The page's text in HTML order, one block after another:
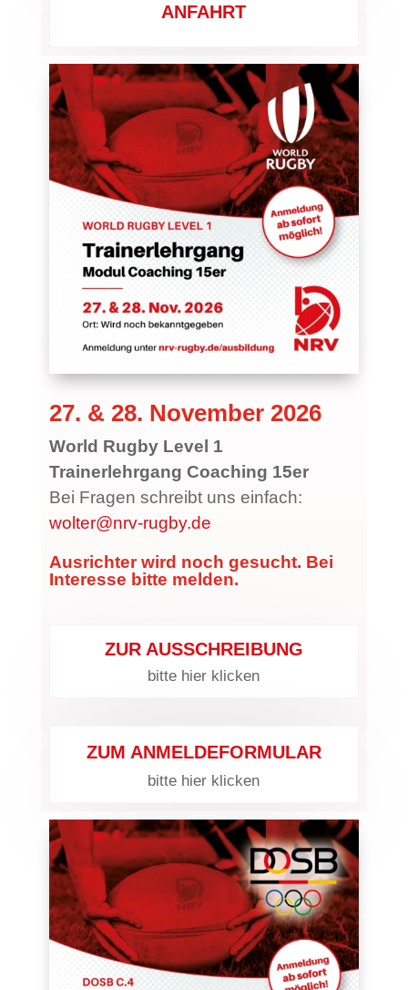
ANFAHRT
27. & 28. November 2026
World Rugby Level 1
Trainerlehrgang Coaching 15er
Bei Fragen schreibt uns einfach:
wolter@nrv-rugby.de
Ausrichter wird noch gesucht. Bei
Interesse bitte melden.
ZUR AUSSCHREIBUNG
bitte hier klicken
ZUM ANMELDEFORMULAR
bitte hier klicken